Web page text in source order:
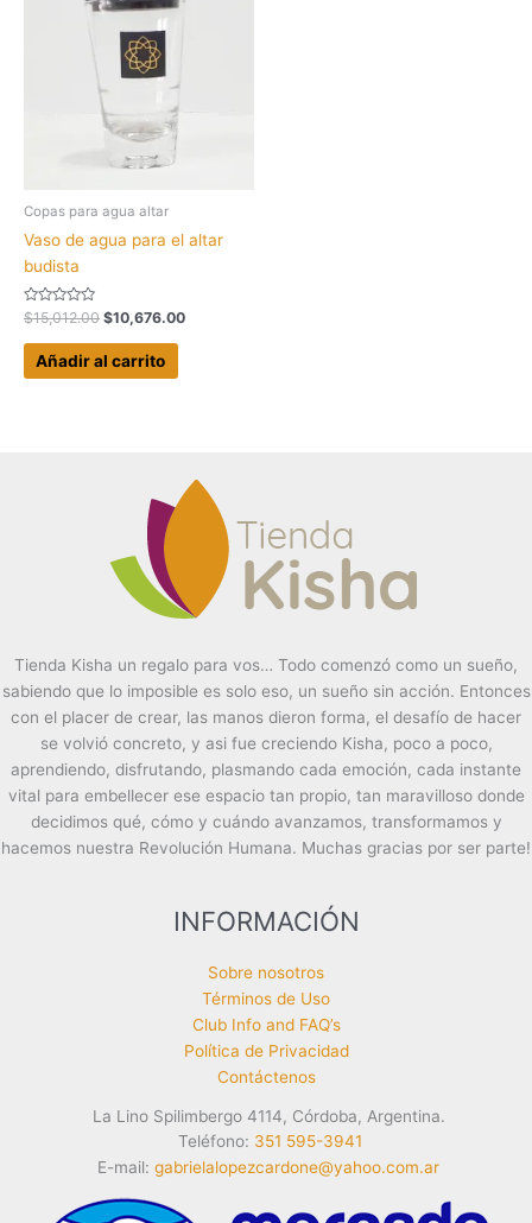
Copas para agua altar
Vaso de agua para el altar
budista
Valorado
con
0
$15,012.00 El
original
$10,676.00El
Añadir al carrito
Tienda Kisha un regalo para vos… Todo comenzó como un sueño,
sabiendo que lo imposible es solo eso, un sueño sin acción. Entonces
con el placer de crear, las manos dieron forma, el desafío de hacer
se volvió concreto, y asi fue creciendo Kisha, poco a poco,
aprendiendo, disfrutando, plasmando cada emoción, cada instante
vital para embellecer ese espacio tan propio, tan maravilloso donde
decidimos qué, cómo y cuándo avanzamos, transformamos y
hacemos nuestra Revolución Humana. Muchas gracias por ser parte!
INFORMACIÓN
Sobre nosotros
Términos de Uso
Club Info and FAQ’s
Política de Privacidad
Contáctenos
La Lino Spilimbergo 4114, Córdoba, Argentina.
Teléfono: 351 595-3941
E-mail: gabrielalopezcardone@yahoo.com.ar